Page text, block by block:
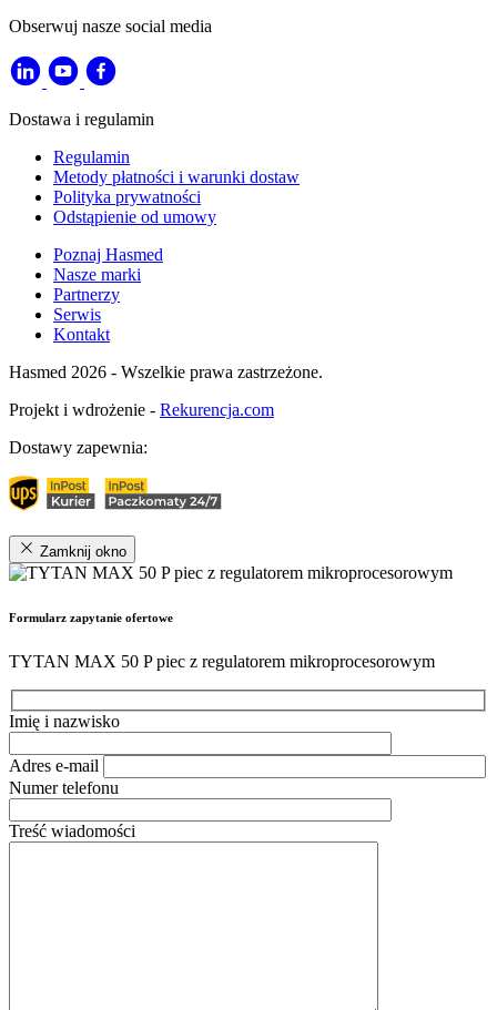
Obserwuj nasze social media
Dostawa i regulamin
Regulamin
Metody płatności i warunki dostaw
Polityka prywatności
Odstąpienie od umowy
Poznaj Hasmed
Nasze marki
Partnerzy
Serwis
Kontakt
Hasmed 2026 - Wszelkie prawa zastrzeżone.
Projekt i wdrożenie - Rekurencja.com
Dostawy zapewnia:
Zamknij okno
Formularz zapytanie ofertowe
TYTAN MAX 50 P piec z regulatorem mikroprocesorowym
Imię i nazwisko
Adres e-mail
Numer telefonu
Treść wiadomości